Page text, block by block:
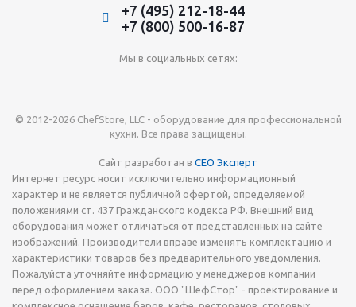
+7 (495) 212-18-44
+7 (800) 500-16-87
Мы в социальных сетях:
© 2012-2026 ChefStore, LLC - оборудование для профессиональной
кухни. Все права защищены.
Сайт разработан в СЕО Эксперт
Интернет ресурс носит исключительно информационный
характер и не является публичной офертой, определяемой
положениями ст. 437 Гражданского кодекса РФ. Внешний вид
оборудования может отличаться от представленных на сайте
изображений. Производители вправе изменять комплектацию и
характеристики товаров без предварительного уведомления.
Пожалуйста уточняйте информацию у менеджеров компании
перед оформлением заказа. ООО "ШефСтор" - проектирование и